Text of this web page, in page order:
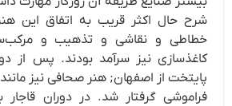
شرح حال اکثر قریب به اتفاق این
خطاطی و نقاشی و تذهیب و
کاغذسازی نیز سرآمد بودند. پس از
پایتخت از اصفهان; هنر صحافی نیز
فراموشی گرفتار شد. در دوران قاجار